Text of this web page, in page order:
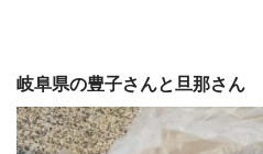
岐阜県の豊子さんと旦那さん